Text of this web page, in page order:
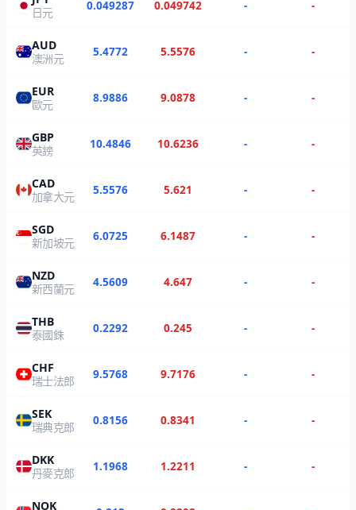
日元
0.049287 0.049742 - -
AUD
澳洲元
5.4772 5.5576 - -
EUR
歐元
8.9886 9.0878 - -
GBP
英鎊
10.4846 10.6236 - -
CAD
加拿大元
5.5576 5.621 - -
SGD
新加坡元
6.0725 6.1487 - -
NZD
新西蘭元
4.5609 4.647 - -
THB
泰國銖
0.2292 0.245 - -
CHF
瑞士法郎
9.5768 9.7176 - -
SEK
瑞典克郎
0.8156 0.8341 - -
DKK
丹麥克郎
1.1968 1.2211 - -
NOK